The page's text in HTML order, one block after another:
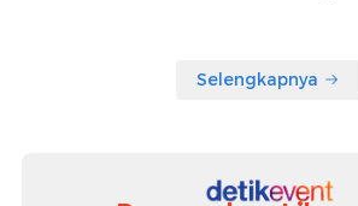
Selengkapnya